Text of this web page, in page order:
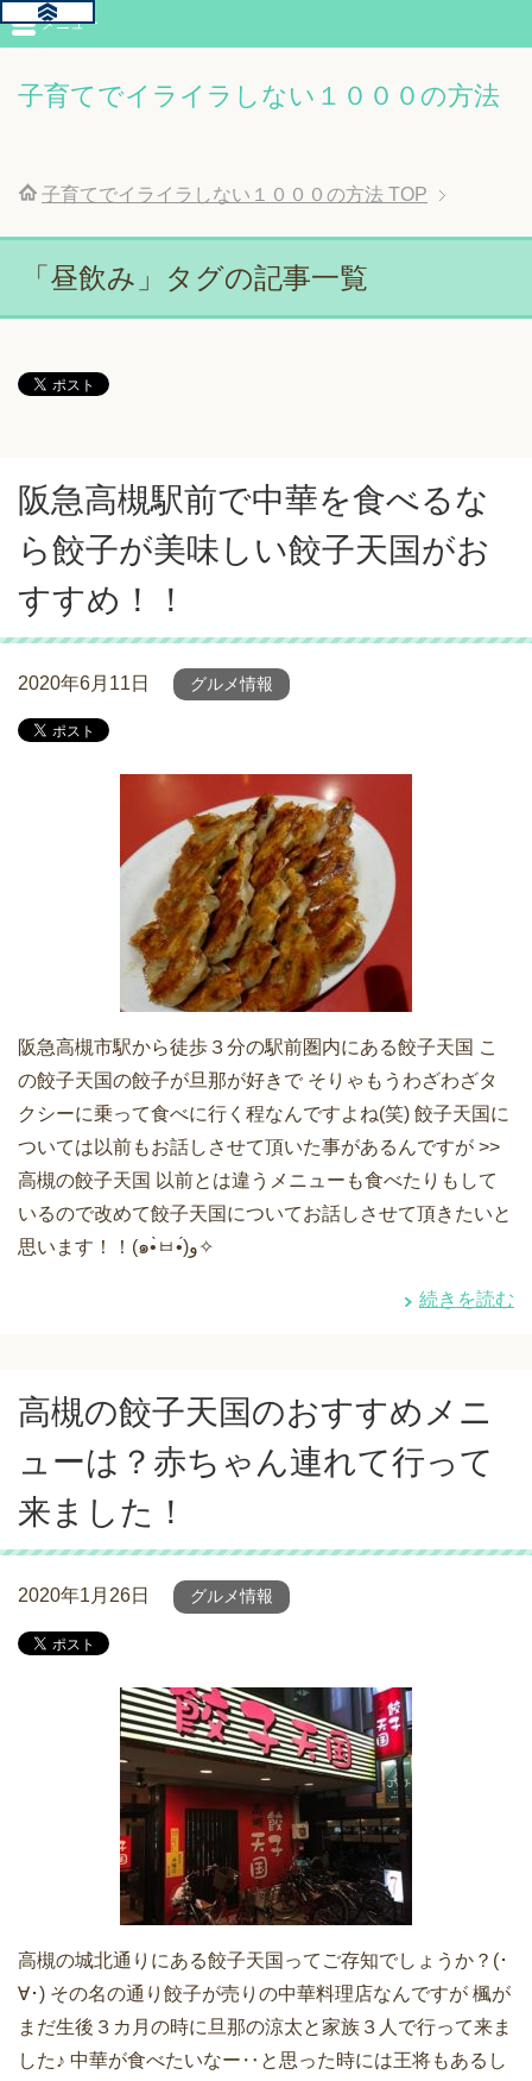
子育てでイライラしない１０００の方法
メニュー
子育てでイライラしない１０００の方法 TOP
「昼飲み」タグの記事一覧
阪急高槻駅前で中華を食べるな
ら餃子が美味しい餃子天国がお
すすめ！！
2020年6月11日 グルメ情報
阪急高槻市駅から徒歩３分の駅前圏内にある餃子天国 こ
の餃子天国の餃子が旦那が好きで そりゃもうわざわざタ
クシーに乗って食べに行く程なんですよね(笑) 餃子天国に
ついては以前もお話しさせて頂いた事があるんですが >>
高槻の餃子天国 以前とは違うメニューも食べたりもして
いるので改めて餃子天国についてお話しさせて頂きたいと
思います！！(๑•̀ㅂ•́)و✧
続きを読む
高槻の餃子天国のおすすめメニ
ューは？赤ちゃん連れて行って
来ました！
2020年1月26日 グルメ情報
高槻の城北通りにある餃子天国ってご存知でしょうか？(･
∀･) その名の通り餃子が売りの中華料理店なんですが 楓が
まだ生後３カ月の時に旦那の涼太と家族３人で行って来ま
した♪ 中華が食べたいなー‥と思った時には王将もあるし